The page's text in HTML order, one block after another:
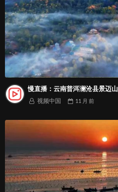
慢直播：云南普洱澜沧县景迈山
视频中国 11 月 前